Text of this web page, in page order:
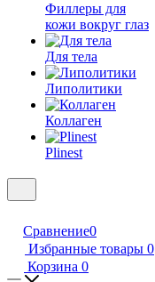
Филлеры для
кожи вокруг глаз
Для тела
Липолитики
Коллаген
Plinest
Сравнение0
Избранные товары 0
Корзина 0